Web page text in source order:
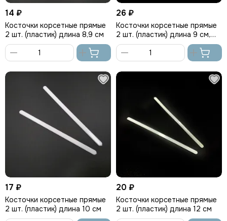
14 ₽
Косточки корсетные прямые
2 шт. (пластик) длина 8,9 см
корзину
26 ₽
Косточки корсетные прямые
2 шт. (пластик) длина 9 см,
Греция
корзину
17 ₽
Косточки корсетные прямые
2 шт. (пластик) длина 10 см
20 ₽
Косточки корсетные прямые
2 шт. (пластик) длина 12 см